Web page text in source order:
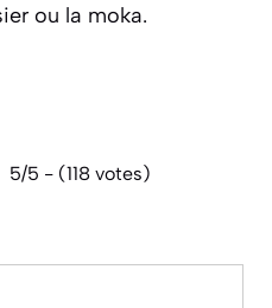
ou la moka.
5/5 - (118 votes)